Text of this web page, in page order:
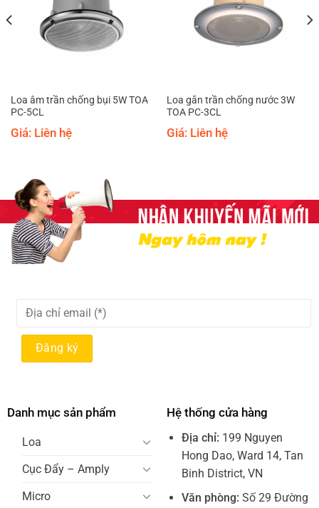
Loa âm trần chống bụi 5W TOA
PC-5CL
Giá: Liên hệ
Loa gắn trần chống nước 3W
TOA PC-3CL
Giá: Liên hệ
Danh mục sản phẩm
Loa
Cục Đẩy – Amply
Micro
Hệ thống cửa hàng
Địa chỉ: 199 Nguyen
Hong Dao, Ward 14, Tan
Binh District, VN
Văn phòng: Số 29 Đường